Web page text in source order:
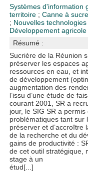
Systèmes d'information
territoire ;Canne à
; Nouvelles
Développement agricole
Résumé :
Sucrière de la Réunion
préserver les espaces
ressources en eau, et
de développement
augmentation des
l’issu d’une étude de
courant 2001, SR a
jour, le SIG SR a
problématiques tant sur
préserver et d’accroître
de la recherche et du
gains de productivité :
de cet outil stratégique,
stage à un
étud[...]